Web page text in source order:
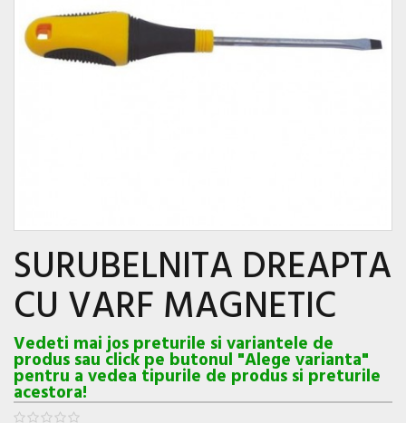
SURUBELNITA DREAPTA
CU VARF MAGNETIC
Vedeti mai jos preturile si variantele de
produs sau click pe butonul "Alege varianta"
pentru a vedea tipurile de produs si preturile
acestora!